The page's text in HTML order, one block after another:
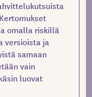
omalla riskillä
versioista ja
samaan
vain
luovat